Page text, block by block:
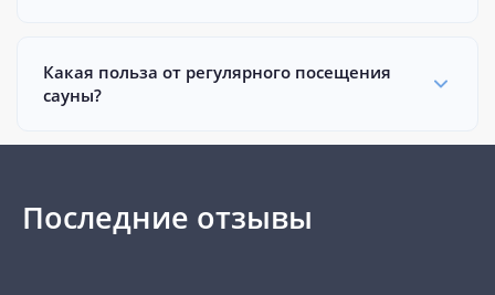
Какая польза от регулярного посещения
сауны?
Последние отзывы